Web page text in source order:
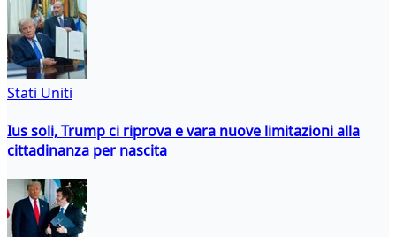
Stati Uniti
Ius soli, Trump ci riprova e vara nuove limitazioni alla
cittadinanza per nascita